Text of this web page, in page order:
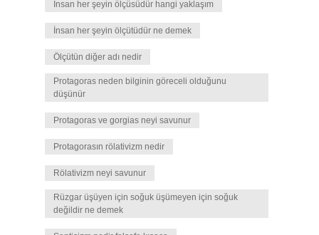
İnsan her şeyin ölçüsüdür hangi yaklaşım
İnsan her şeyin ölçütüdür ne demek
Ölçütün diğer adı nedir
Protagoras neden bilginin göreceli olduğunu
düşünür
Protagoras ve gorgias neyi savunur
Protagorasın rölativizm nedir
Rölativizm neyi savunur
Rüzgar üşüyen için soğuk üşümeyen için soğuk
değildir ne demek